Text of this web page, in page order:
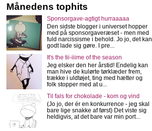
Månedens tophits
Sponsorgave-agtigt hurraaaaa
Den sidste blogger i universet hopper
med på sponsorgaveræset - men med
fuld narcissisme i behold. Jo jo, det kan
godt lade sig gøre. I pre...
It's the tii-iiime of the season
Jeg elsker den her årstid! Endelig kan
man hive de kulørte tørklæder frem,
trække i uldtøjet, ting med hætter og
folk stopper med at u...
Til fals for chokolade - kom og vind
(Jo jo, der ér en konkurrence - jeg skal
bare lige snakke af først) Det viste sig
heldigvis, at det bare var min port...